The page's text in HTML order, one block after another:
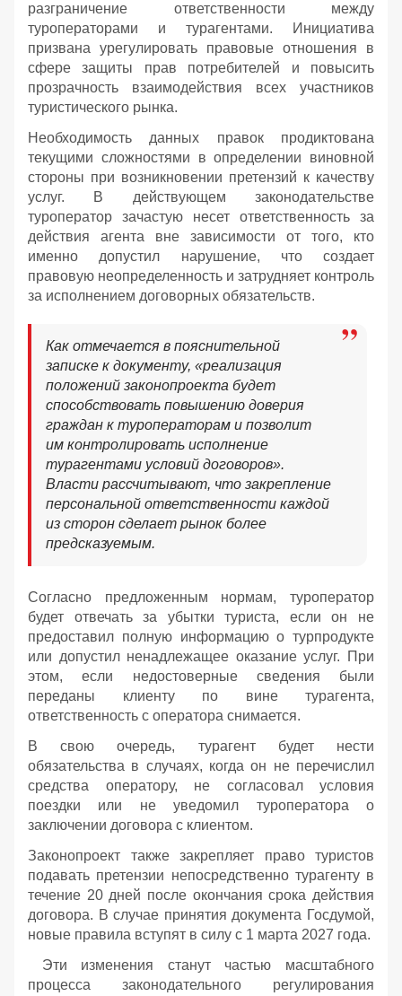
разграничение ответственности между
туроператорами и турагентами. Инициатива
призвана урегулировать правовые отношения в
сфере защиты прав потребителей и повысить
прозрачность взаимодействия всех участников
туристического рынка.
Необходимость данных правок продиктована
текущими сложностями в определении виновной
стороны при возникновении претензий к качеству
услуг. В действующем законодательстве
туроператор зачастую несет ответственность за
действия агента вне зависимости от того, кто
именно допустил нарушение, что создает
правовую неопределенность и затрудняет контроль
за исполнением договорных обязательств.
Как отмечается в пояснительной
записке к документу, «реализация
положений законопроекта будет
способствовать повышению доверия
граждан к туроператорам и позволит
им контролировать исполнение
турагентами условий договоров».
Власти рассчитывают, что закрепление
персональной ответственности каждой
из сторон сделает рынок более
предсказуемым.
Согласно предложенным нормам, туроператор
будет отвечать за убытки туриста, если он не
предоставил полную информацию о турпродукте
или допустил ненадлежащее оказание услуг. При
этом, если недостоверные сведения были
переданы клиенту по вине турагента,
ответственность с оператора снимается.
В свою очередь, турагент будет нести
обязательства в случаях, когда он не перечислил
средства оператору, не согласовал условия
поездки или не уведомил туроператора о
заключении договора с клиентом.
Законопроект также закрепляет право туристов
подавать претензии непосредственно турагенту в
течение 20 дней после окончания срока действия
договора. В случае принятия документа Госдумой,
новые правила вступят в силу с 1 марта 2027 года.
Эти изменения станут частью масштабного
процесса законодательного регулирования